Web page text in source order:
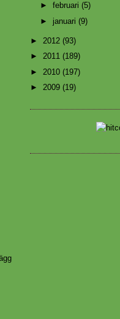
► februari (5)
► januari (9)
► 2012 (93)
► 2011 (189)
► 2010 (197)
► 2009 (19)